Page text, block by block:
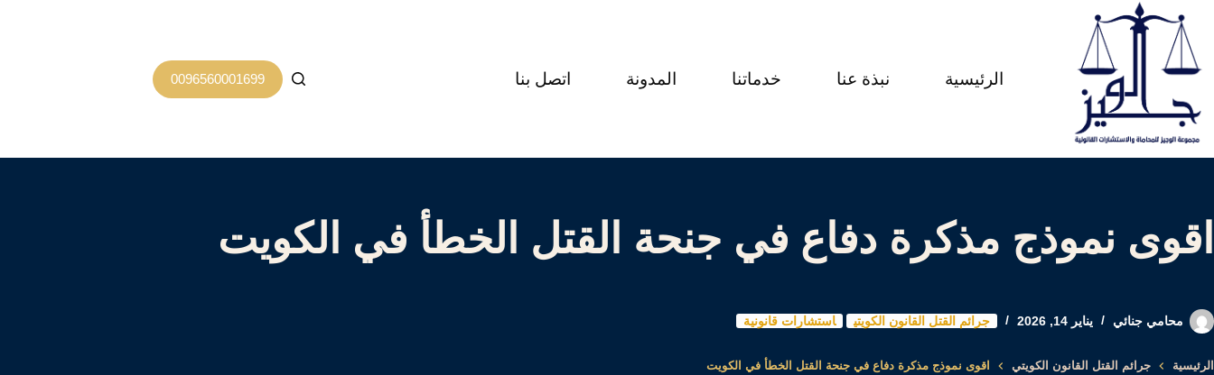
التجاوز
إلى
المحتوى
الرئيسية نبذة عنا خدماتنا المدونة اتصل بنا 0096560001699
اقوى نموذج مذكرة دفاع في جنحة القتل الخطأ في الكويت
محامي جنائي يناير 14, 2026 جرائم القتل القانون الكويتي استشارات قانونية
الرئيسية جرائم القتل القانون الكويتي اقوى نموذج مذكرة دفاع في جنحة القتل الخطأ في الكويت